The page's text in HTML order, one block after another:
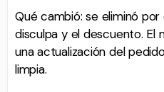
Qué cambió: se eliminó
disculpa y el descuento. El
una actualización del
limpia.